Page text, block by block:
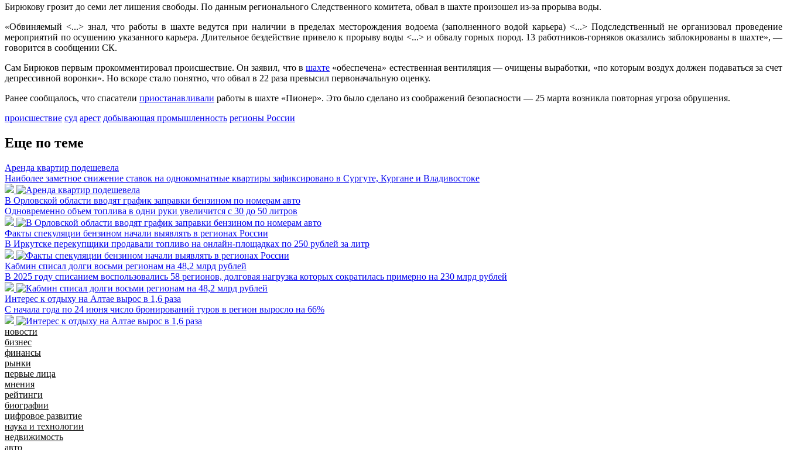
Бирюкову грозит до семи лет лишения свободы. По данным регионального Следственного комитета, обвал в шахте произошел из-за прорыва воды.
«Обвиняемый <...> знал, что работы в шахте ведутся при наличии в пределах месторождения водоема (заполненного водой карьера) <...> Подследственный не организовал проведение
мероприятий по осушению указанного карьера. Длительное бездействие привело к прорыву воды <...> и обвалу горных пород. 13 работников-горняков оказались заблокированы в шахте», —
говорится в сообщении СК.
Сам Бирюков первым прокомментировал происшествие. Он заявил, что вшахте «обеспечена» естественная вентиляция — очищены выработки, «по которым воздух должен подаваться за счет
депрессивной воронки». Но вскоре стало понятно, что обвал в 22 раза превысил первоначальную оценку.
Ранее сообщалось, что спасатели приостанавливали работы в шахте «Пионер». Это было сделано из соображений безопасности — 25 марта возникла повторная угроза обрушения.
происшествие суд арест добывающая промышленность регионы России
Еще по теме
Аренда квартир подешевела
Наиболее заметное снижение ставок на однокомнатные квартиры зафиксировано в Сургуте, Кургане и Владивостоке
В Орловской области вводят график заправки бензином по номерам авто
Одновременно объем топлива в одни руки увеличится с 30 до 50 литров
Факты спекуляции бензином начали выявлять в регионах России
В Иркутске перекупщики продавали топливо на онлайн-площадках по 250 рублей за литр
Кабмин списал долги восьми регионам на 48,2 млрд рублей
В 2025 году списанием воспользовались 58 регионов, долговая нагрузка которых сократилась примерно на 230 млрд рублей
Интерес к отдыху на Алтае вырос в 1,6 раза
С начала года по 24 июня число бронирований туров в регион выросло на 66%
новости
бизнес
финансы
рынки
первые лица
мнения
рейтинги
биографии
цифровое развитие
наука и технологии
недвижимость
авто